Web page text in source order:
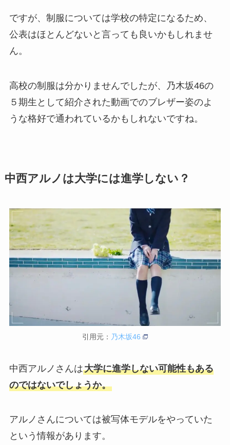
ですが、制服については学校の特定になるため、
公表はほとんどないと言っても良いかもしれませ
ん。
高校の制服は分かりませんでしたが、
乃木坂46の
５期生として紹介された動画でのブレザー姿のよ
うな格好で通われているかもしれないですね。
中西アルノは大学には進学しない？
引用元： 乃木坂46
中西アルノさんは大学に進学しない可能性もある
のではないでしょうか。
アルノさんについては被写体モデルをやっていた
という情報があります。